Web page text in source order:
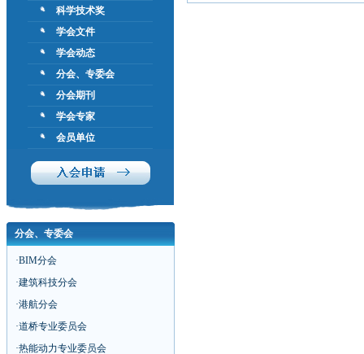
科学技术奖
学会文件
学会动态
分会、专委会
分会期刊
学会专家
会员单位
分会、专委会
·BIM分会
·建筑科技分会
·港航分会
·道桥专业委员会
·热能动力专业委员会